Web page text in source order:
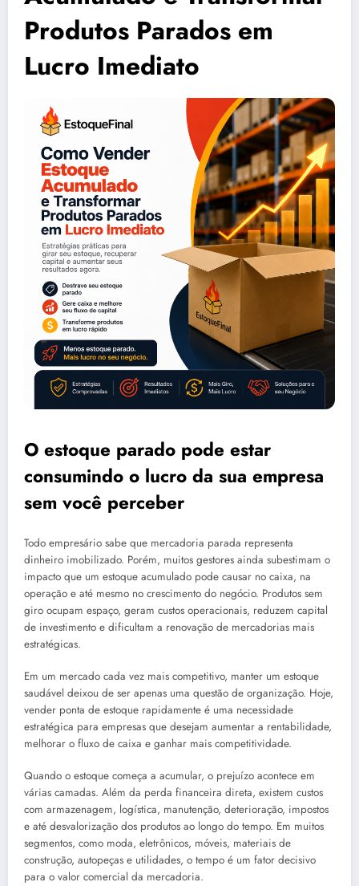
Produtos Parados em
Lucro Imediato
O estoque parado pode estar
consumindo o lucro da sua empresa
sem você perceber
Todo empresário sabe que mercadoria parada representa
dinheiro imobilizado. Porém, muitos gestores ainda subestimam o
impacto que um estoque acumulado pode causar no caixa, na
operação e até mesmo no crescimento do negócio. Produtos sem
giro ocupam espaço, geram custos operacionais, reduzem capital
de investimento e dificultam a renovação de mercadorias mais
estratégicas.
Em um mercado cada vez mais competitivo, manter um estoque
saudável deixou de ser apenas uma questão de organização. Hoje,
vender ponta de estoque rapidamente é uma necessidade
estratégica para empresas que desejam aumentar a rentabilidade,
melhorar o fluxo de caixa e ganhar mais competitividade.
Quando o estoque começa a acumular, o prejuízo acontece em
várias camadas. Além da perda financeira direta, existem custos
com armazenagem, logística, manutenção, deterioração, impostos
e até desvalorização dos produtos ao longo do tempo. Em muitos
segmentos, como moda, eletrônicos, móveis, materiais de
construção, autopeças e utilidades, o tempo é um fator decisivo
para o valor comercial da mercadoria.